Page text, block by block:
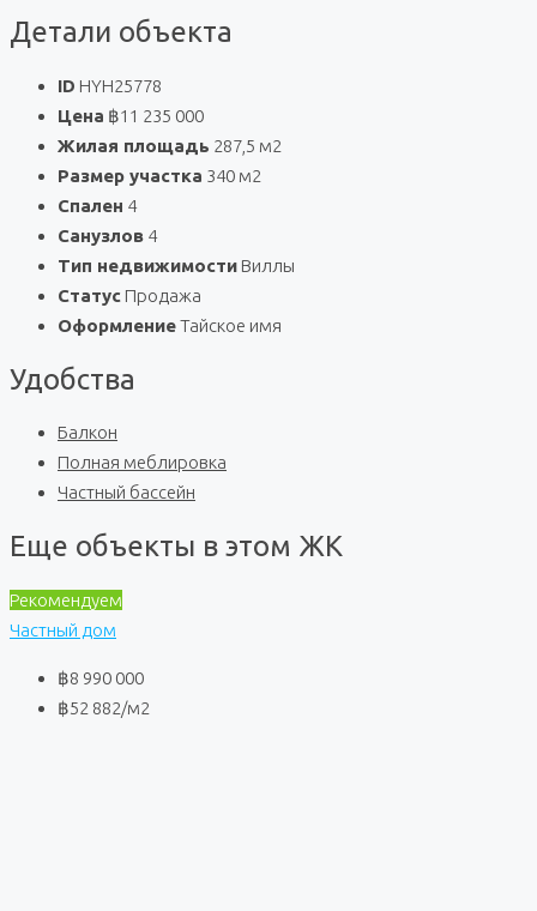
Детали объекта
ID HYH25778
Цена ฿11 235 000
Жилая площадь 287,5 м2
Размер участка 340 м2
Спален 4
Санузлов 4
Тип недвижимости Виллы
Статус Продажа
ОформлениеТайское имя
Удобства
Балкон
Полная меблировка
Частный бассейн
Еще объекты в этом ЖК
Рекомендуем
Частный дом
฿8 990 000
฿52 882/м2